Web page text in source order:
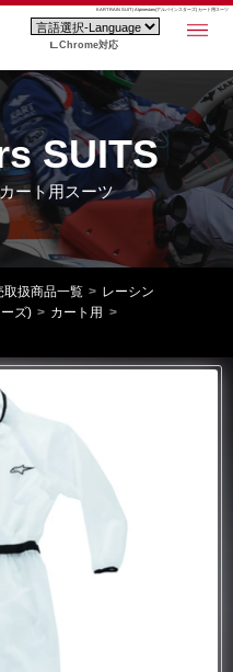
KART RAIN SUIT | Alpinestars(アルパインスターズ) カート用スーツ
Chrome対応
SUITS
ート用スーツ
取扱商品一覧
レーシン
ズ)
カート用